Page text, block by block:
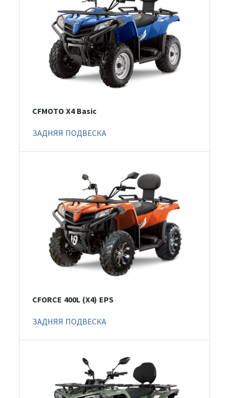
CFMOTO X4 Basic
ЗАДНЯЯ ПОДВЕСКА
CFORCE 400L (X4) EPS
ЗАДНЯЯ ПОДВЕСКА